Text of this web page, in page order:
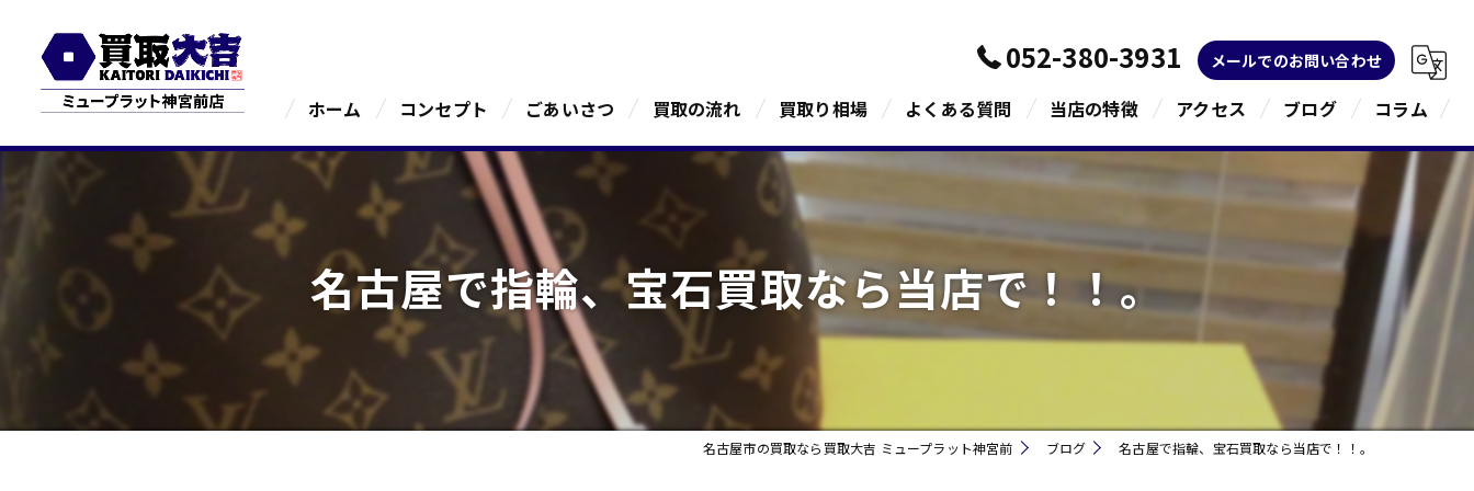
052-380-3931 メールでのお問い合わせ
ホーム コンセプト ごあいさつ 買取の流れ 買取り相場 よくある質問 当店の特徴
金
ブランド
宝石
指輪
アクセス ブログ コラム
名古屋で指輪、宝石買取なら当店で！！。
名古屋市の買取なら買取大吉 ミュープラット神宮前 ブログ 名古屋で指輪、宝石買取なら当店で！！。